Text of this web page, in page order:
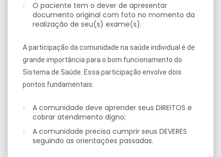
O paciente tem o dever de apresentar
documento original com foto no momento da
realização de seu(s) exame(s).
A participação da comunidade na saúde individual é de
grande importância para o bom funcionamento do
Sistema de Saúde. Essa participação envolve dois
pontos fundamentais:
A comunidade deve aprender seus DIREITOS e
cobrar atendimento digno;
A comunidade precisa cumprir seus DEVERES
seguindo as orientações passadas.